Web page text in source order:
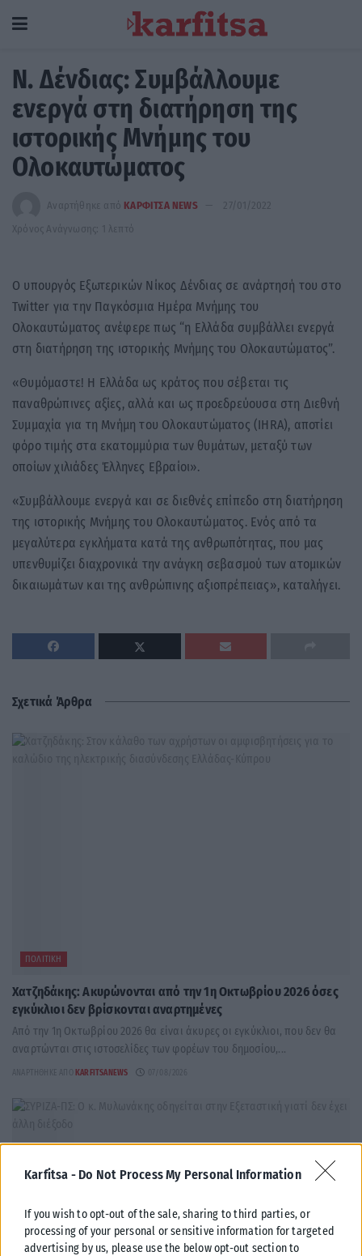
Karfitsa - Do Not Process My Personal Information
If you wish to opt-out of the sale, sharing to third parties, or
processing of your personal or sensitive information for targeted
advertising by us, please use the below opt-out section to
Ν. Δένδιας: Συμβάλλουμε
ενεργά στη διατήρηση της
ιστορικής Μνήμης του
Ολοκαυτώματος
Αναρτήθηκε από ΚΑΡΦΙΤΣΑ NEWS
27/01/2022
Χρόνος Ανάγνωσης: 1 λεπτό
Ο υπουργός Εξωτερικών Νίκος Δένδιας σε ανάρτησή του στο
Twitter για την Παγκόσμια Ημέρα Μνήμης του
Ολοκαυτώματος ανέφερε πως “η Ελλάδα συμβάλλει ενεργά
στη διατήρηση της ιστορικής Μνήμης του Ολοκαυτώματος”.
«Θυμόμαστε! Η Ελλάδα ως κράτος που σέβεται τις
παναθρώπινες αξίες, αλλά και ως προεδρεύουσα στη Διεθνή
Συμμαχία για τη Μνήμη του Ολοκαυτώματος (ΙΗRΑ), αποτίει
φόρο τιμής στα εκατομμύρια των θυμάτων, μεταξύ των
οποίων χιλιάδες Έλληνες Εβραίοι».
«Συμβάλλουμε ενεργά και σε διεθνές επίπεδο στη διατήρηση
της ιστορικής Μνήμης του Ολοκαυτώματος. Ενός από τα
μεγαλύτερα εγκλήματα κατά της ανθρωπότητας, που μας
υπενθυμίζει διαχρονικά την ανάγκη σεβασμού των ατομικών
δικαιωμάτων και της ανθρώπινης αξιοπρέπειας», καταλήγει.
Σχετικά Άρθρα
ΠΟΛΙΤΙΚΉ
Χατζηδάκης: Ακυρώνονται από την 1η Οκτωβρίου 2026 όσες
εγκύκλιοι δεν βρίσκονται αναρτημένες
Από την 1η Οκτωβρίου 2026 θα είναι άκυρες οι εγκύκλιοι, που δεν θα
αναρτώνται στις ιστοσελίδες των φορέων του δημοσίου,...
ΑΝΑΡΤΉΘΗΚΕ ΑΠΌ KARFITSANEWS